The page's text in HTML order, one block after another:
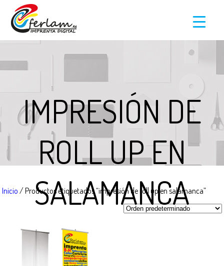
IMPRESIÓN DE
ROLL UP EN
SALAMANCA
Inicio / Productos etiquetados “impresión de roll up en salamanca”